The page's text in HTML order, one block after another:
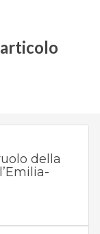
della